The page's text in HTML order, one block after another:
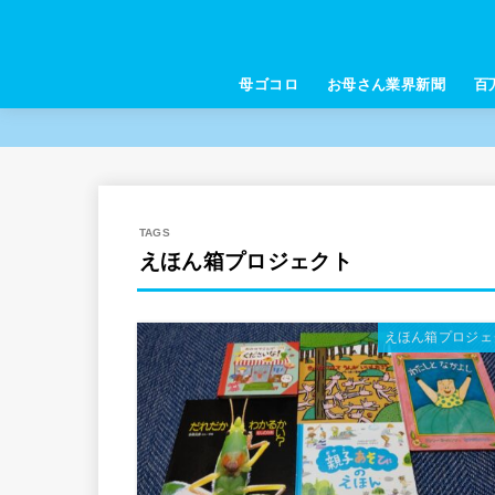
母ゴコロ お母さん業界新聞 百
えほん箱プロジェクト
えほん箱プロジ